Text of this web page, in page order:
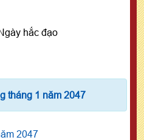
hắc đạo
tháng 1 năm 2047
2047